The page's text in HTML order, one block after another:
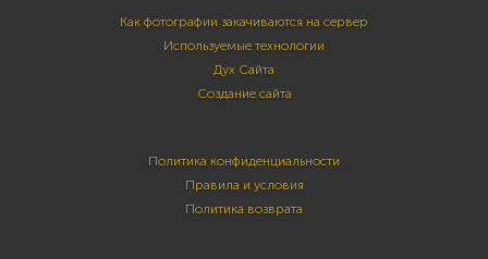
Как фотографии закачиваются на сервер
Используемые технологии
Дух Сайта
Создание сайта
Политика конфиденциальности
Правила и условия
Политика возврата